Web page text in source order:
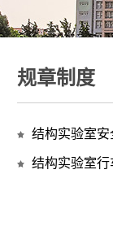
规章制度
结构实验室
结构实验室